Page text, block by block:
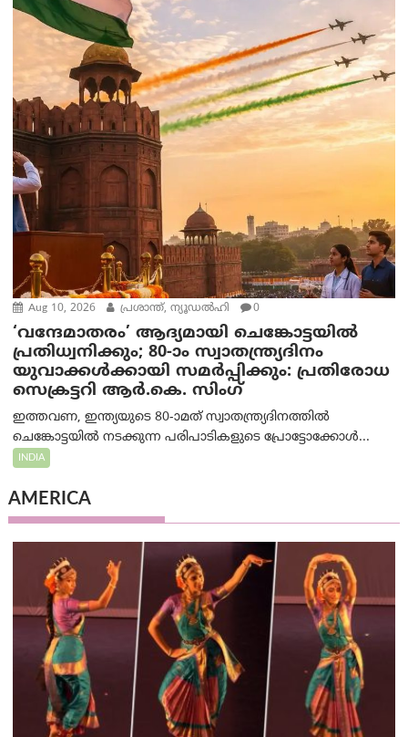
Aug 10, 2026 പ്രശാന്ത്, ന്യൂഡല്‍ഹി 0
‘വന്ദേമാതരം’ ആദ്യമായി ചെങ്കോട്ടയിൽ
പ്രതിധ്വനിക്കും; 80-ാം സ്വാതന്ത്ര്യദിനം
യുവാക്കൾക്കായി സമർപ്പിക്കും: പ്രതിരോധ
സെക്രട്ടറി ആർ.കെ. സിംഗ്
ഇത്തവണ, ഇന്ത്യയുടെ 80-ാമത് സ്വാതന്ത്ര്യദിനത്തിൽ
ചെങ്കോട്ടയിൽ നടക്കുന്ന പരിപാടികളുടെ പ്രോട്ടോക്കോൾ...
INDIA
AMERICA